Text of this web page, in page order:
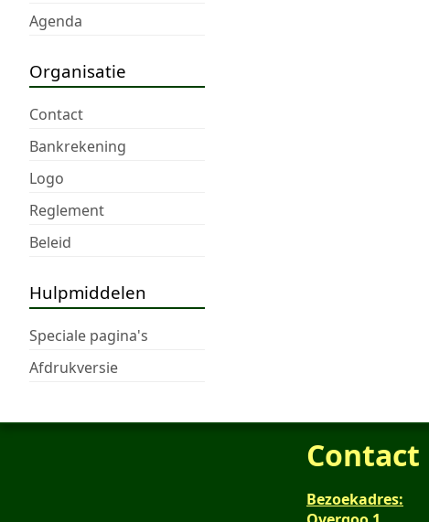
Agenda
Organisatie
Contact
Bankrekening
Logo
Reglement
Beleid
Hulpmiddelen
Speciale pagina's
Afdrukversie
Contact
Bezoekadres: